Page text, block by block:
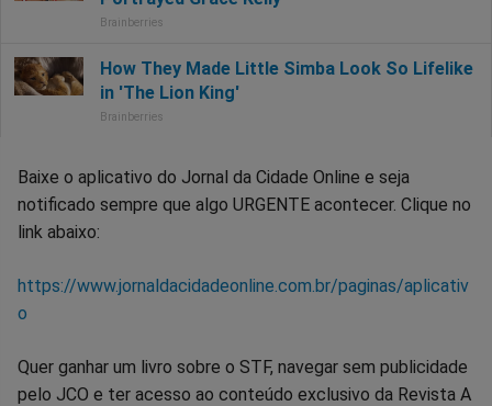
Baixe o aplicativo do Jornal da Cidade Online e seja
notificado sempre que algo URGENTE acontecer. Clique no
link abaixo:
https://www.jornaldacidadeonline.com.br/paginas/aplicativ
o
Quer ganhar um livro sobre o STF, navegar sem publicidade
pelo JCO e ter acesso ao conteúdo exclusivo da Revista A